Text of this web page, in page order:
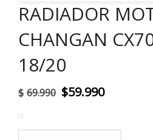
RADIADOR
CHANGAN
18/20
$ 69.990 El
original
$59.990El
actual